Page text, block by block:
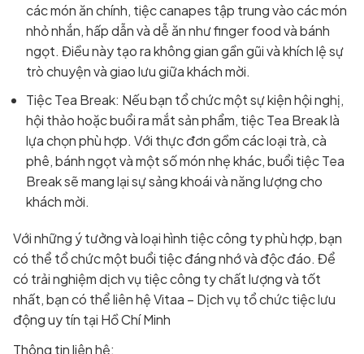
các món ăn chính, tiệc canapes tập trung vào các món
nhỏ nhắn, hấp dẫn và dễ ăn như finger food và bánh
ngọt. Điều này tạo ra không gian gần gũi và khích lệ sự
trò chuyện và giao lưu giữa khách mời.
Tiệc Tea Break: Nếu bạn tổ chức một sự kiện hội nghị,
hội thảo hoặc buổi ra mắt sản phẩm, tiệc Tea Break là
lựa chọn phù hợp. Với thực đơn gồm các loại trà, cà
phê, bánh ngọt và một số món nhẹ khác, buổi tiệc Tea
Break sẽ mang lại sự sảng khoái và năng lượng cho
khách mời.
Với những ý tưởng và loại hình tiệc công ty phù hợp, bạn
có thể tổ chức một buổi tiệc đáng nhớ và độc đáo. Để
có trải nghiệm dịch vụ tiệc công ty chất lượng và tốt
nhất, bạn có thể liên hệ Vitaa – Dịch vụ tổ chức tiệc lưu
động uy tín tại Hồ Chí Minh
Thông tin liên hệ: